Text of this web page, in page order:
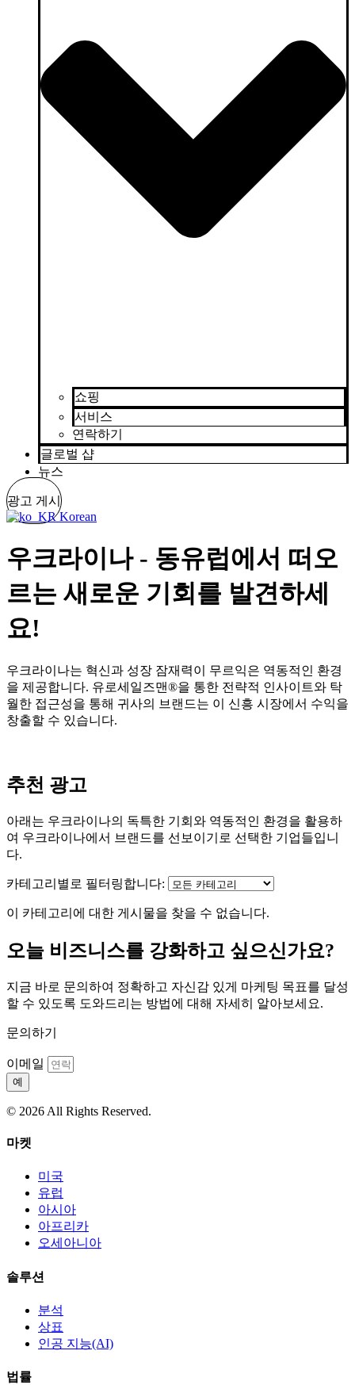
쇼핑
서비스
연락하기
글로벌 샵
뉴스
광고 게시
Korean
우크라이나 - 동유럽에서 떠오
르는 새로운 기회를 발견하세
요!
우크라이나는 혁신과 성장 잠재력이 무르익은 역동적인 환경
을 제공합니다. 유로세일즈맨®을 통한 전략적 인사이트와 탁
월한 접근성을 통해 귀사의 브랜드는 이 신흥 시장에서 수익을
창출할 수 있습니다.
추천 광고
아래는 우크라이나의 독특한 기회와 역동적인 환경을 활용하
여 우크라이나에서 브랜드를 선보이기로 선택한 기업들입니
다.
카테고리별로 필터링합니다:
이 카테고리에 대한 게시물을 찾을 수 없습니다.
오늘 비즈니스를 강화하고 싶으신가요?
지금 바로 문의하여 정확하고 자신감 있게 마케팅 목표를 달성
할 수 있도록 도와드리는 방법에 대해 자세히 알아보세요.
문의하기
이메일
예
© 2026 All Rights Reserved.
마켓
미국
유럽
아시아
아프리카
오세아니아
솔루션
분석
상표
인공 지능(AI)
법률